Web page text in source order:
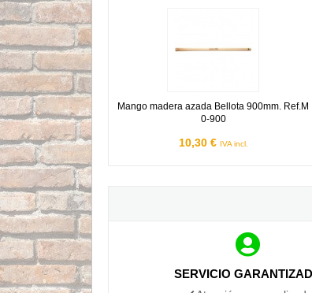
Mango madera azada Bellota 900mm. Ref.M
0-900
10,30 € IVA incl.
SERVICIO